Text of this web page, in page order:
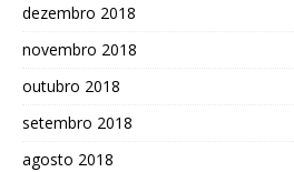
dezembro 2018
novembro 2018
outubro 2018
setembro 2018
agosto 2018